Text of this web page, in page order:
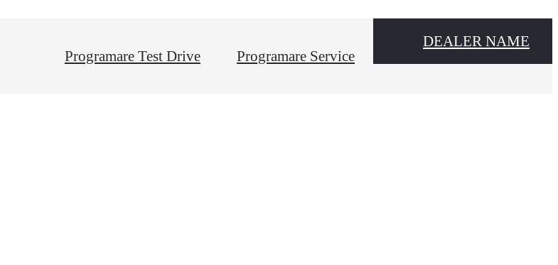
Programare Test Drive Programare Service
DEALER NAME